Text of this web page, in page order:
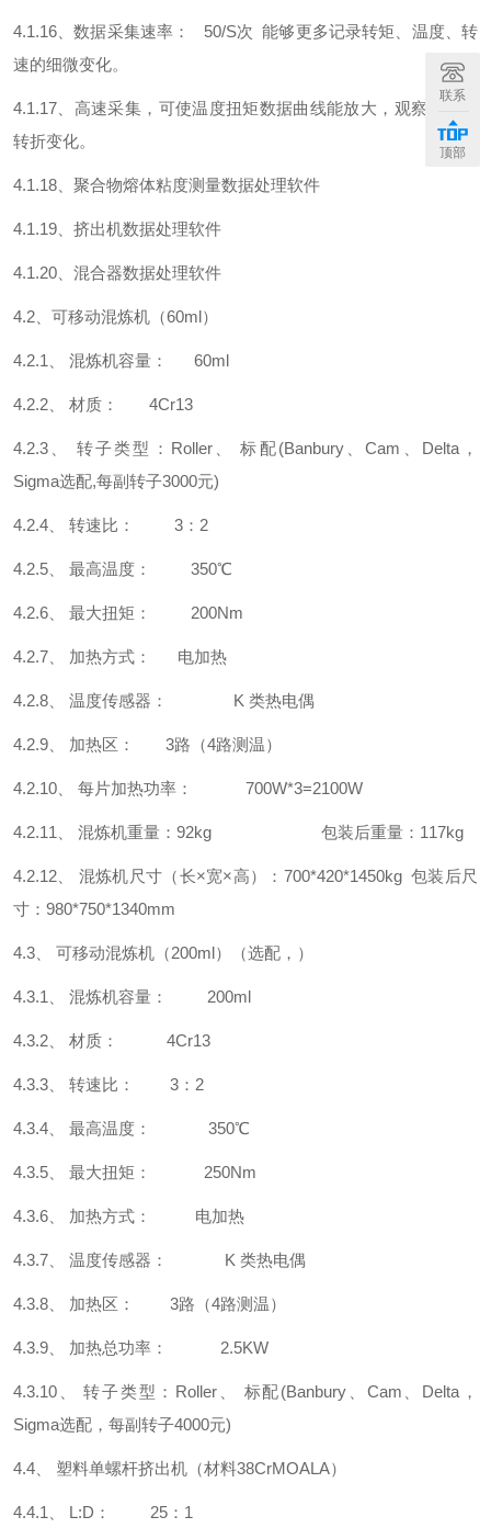
4.1.16、数据采集速率： 50/S次 能够更多记录转矩、温度、转
速的细微变化。
4.1.17、高速采集，可使温度扭矩数据曲线能放大，观察实时的
转折变化。
4.1.18、聚合物熔体粘度测量数据处理软件
4.1.19、挤出机数据处理软件
4.1.20、混合器数据处理软件
4.2、可移动混炼机（60ml）
4.2.1、 混炼机容量： 60ml
4.2.2、 材质： 4Cr13
4.2.3、 转子类型：Roller、 标配(Banbury、Cam、Delta，
Sigma选配,每副转子3000元)
4.2.4、 转速比： 3：2
4.2.5、 最高温度： 350℃
4.2.6、 最大扭矩： 200Nm
4.2.7、 加热方式： 电加热
4.2.8、 温度传感器： K 类热电偶
4.2.9、 加热区： 3路（4路测温）
4.2.10、 每片加热功率： 700W*3=2100W
4.2.11、 混炼机重量：92kg 包装后重量：117kg
4.2.12、 混炼机尺寸（长×宽×高）：700*420*1450kg 包装后尺
寸：980*750*1340mm
4.3、 可移动混炼机（200ml）（选配，）
4.3.1、 混炼机容量： 200ml
4.3.2、 材质： 4Cr13
4.3.3、 转速比： 3：2
4.3.4、 最高温度： 350℃
4.3.5、 最大扭矩： 250Nm
4.3.6、 加热方式： 电加热
4.3.7、 温度传感器： K 类热电偶
4.3.8、 加热区： 3路（4路测温）
4.3.9、 加热总功率： 2.5KW
4.3.10、 转子类型：Roller、 标配(Banbury、Cam、Delta，
Sigma选配，每副转子4000元)
4.4、 塑料单螺杆挤出机（材料38CrMOALA）
4.4.1、 L:D： 25：1
联系
顶部